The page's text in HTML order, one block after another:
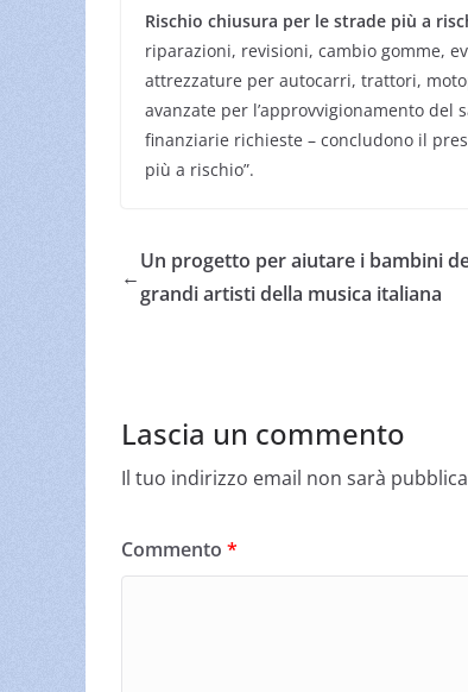
Rischio chiusura per le strade più a
riparazioni, revisioni, cambio gomme,
attrezzature per autocarri, trattori,
avanzate per l’approvvigionamento del
finanziarie richieste – concludono il
più a rischio”.
←
Un progetto per aiutare i bambini
grandi artisti della musica italiana
Lascia un commento
Il tuo indirizzo email non sarà
Commento *